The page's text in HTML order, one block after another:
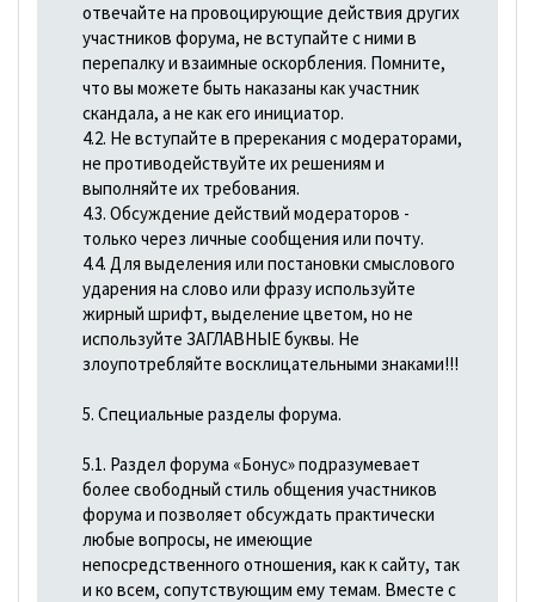
отвечайте на провоцирующие действия других
участников форума, не вступайте с ними в
перепалку и взаимные оскорбления. Помните,
что вы можете быть наказаны как участник
скандала, а не как его инициатор.
4.2. Не вступайте в пререкания с модераторами,
не противодействуйте их решениям и
выполняйте их требования.
4.3. Обсуждение действий модераторов -
только через личные сообщения или почту.
4.4. Для выделения или постановки смыслового
ударения на слово или фразу используйте
жирный шрифт, выделение цветом, но не
используйте ЗАГЛАВНЫЕ буквы. Не
злоупотребляйте восклицательными знаками!!!
5. Специальные разделы форума.
5.1. Раздел форума «Бонус» подразумевает
более свободный стиль общения участников
форума и позволяет обсуждать практически
любые вопросы, не имеющие
непосредственного отношения, как к сайту, так
и ко всем, сопутствующим ему темам. Вместе с